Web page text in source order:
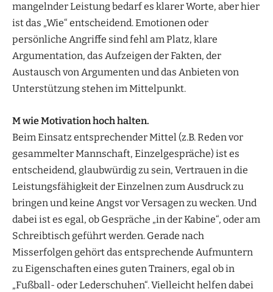
mangelnder Leistung bedarf es klarer Worte, aber hier
ist das „Wie“ entscheidend. Emotionen oder
persönliche Angriffe sind fehl am Platz, klare
Argumentation, das Aufzeigen der Fakten, der
Austausch von Argumenten und das Anbieten von
Unterstützung stehen im Mittelpunkt.
M wie Motivation hoch halten.
Beim Einsatz entsprechender Mittel (z.B. Reden vor
gesammelter Mannschaft, Einzelgespräche) ist es
entscheidend, glaubwürdig zu sein, Vertrauen in die
Leistungsfähigkeit der Einzelnen zum Ausdruck zu
bringen und keine Angst vor Versagen zu wecken. Und
dabei ist es egal, ob Gespräche „in der Kabine“, oder am
Schreibtisch geführt werden. Gerade nach
Misserfolgen gehört das entsprechende Aufmuntern
zu Eigenschaften eines guten Trainers, egal ob in
„Fußball- oder Lederschuhen“. Vielleicht helfen dabei